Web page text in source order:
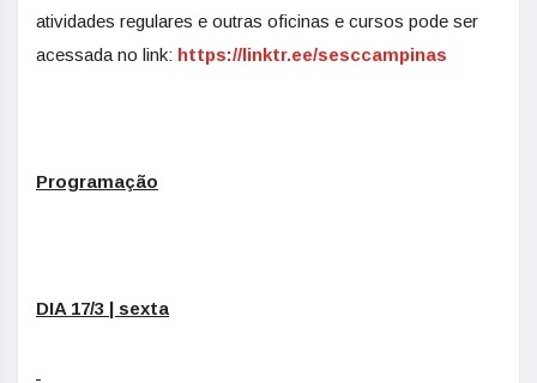
atividades regulares e outras oficinas e cursos pode ser
acessada no link: https://linktr.ee/sesccampinas
Programação
DIA 17/3 | sexta